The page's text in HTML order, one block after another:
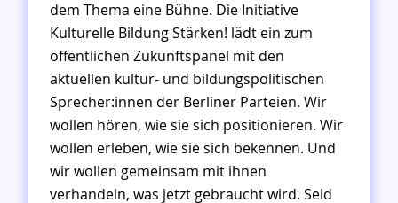
dem Thema eine Bühne. Die Initiative
Kulturelle Bildung Stärken! lädt ein zum
öffentlichen Zukunftspanel mit den
aktuellen kultur- und bildungspolitischen
Sprecher:innen der Berliner Parteien. Wir
wollen hören, wie sie sich positionieren. Wir
wollen erleben, wie sie sich bekennen. Und
wir wollen gemeinsam mit ihnen
verhandeln, was jetzt gebraucht wird. Seid